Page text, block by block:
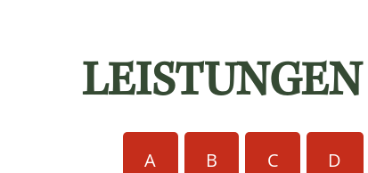
LEISTUNGEN
A B C D